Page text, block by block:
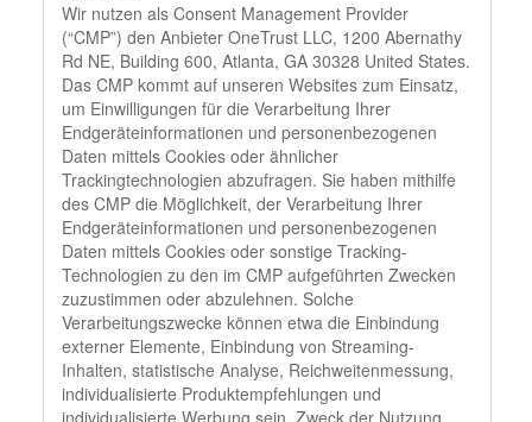
Wir nutzen als Consent Management Provider
(“CMP”) den Anbieter OneTrust LLC, 1200 Abernathy
Rd NE, Building 600, Atlanta, GA 30328 United States.
Das CMP kommt auf unseren Websites zum Einsatz,
um Einwilligungen für die Verarbeitung Ihrer
Endgeräteinformationen und personenbezogenen
Daten mittels Cookies oder ähnlicher
Trackingtechnologien abzufragen. Sie haben mithilfe
des CMP die Möglichkeit, der Verarbeitung Ihrer
Endgeräteinformationen und personenbezogenen
Daten mittels Cookies oder sonstige Tracking-
Technologien zu den im CMP aufgeführten Zwecken
zuzustimmen oder abzulehnen. Solche
Verarbeitungszwecke können etwa die Einbindung
externer Elemente, Einbindung von Streaming-
Inhalten, statistische Analyse, Reichweitenmessung,
individualisierte Produktempfehlungen und
individualisierte Werbung sein. Zweck der Nutzung